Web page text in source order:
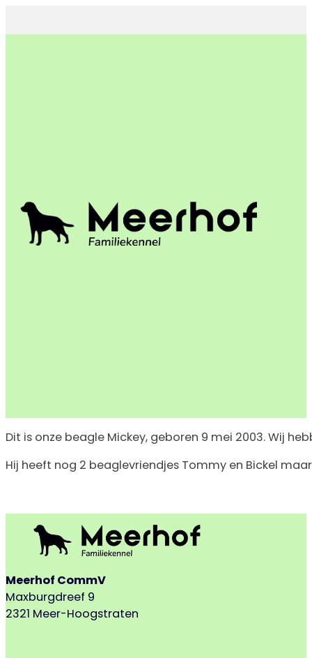
Dit is onze beagle Mickey, geboren 9 mei 2003. Wij
Hij heeft nog 2 beaglevriendjes Tommy en Bickel
Meerhof CommV
Maxburgdreef 9
2321 Meer-Hoogstraten